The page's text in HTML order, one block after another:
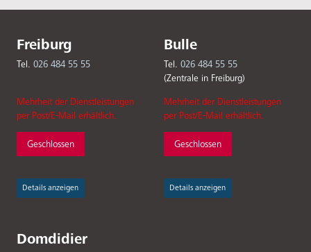
Freiburg
Tel. 026 484 55 55
Mehrheit der Dienstleistungen
per Post/E-Mail erhältlich.
Geschlossen
Details anzeigen
Bulle
Tel. 026 484 55 55
(Zentrale in Freiburg)
Mehrheit der Dienstleistungen
per Post/E-Mail erhältlich.
Geschlossen
Details anzeigen
Domdidier